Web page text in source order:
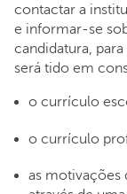
contactar a
e informar-se
candidatura,
será tido em
o currículo
o currículo
as motivações